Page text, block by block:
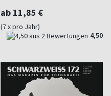
ab 11,85 €
(7 x pro Jahr)
4,50